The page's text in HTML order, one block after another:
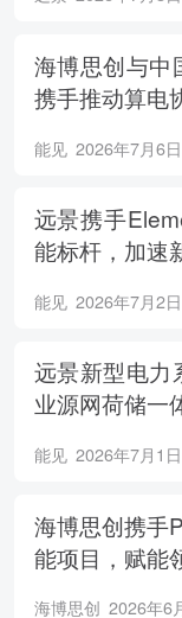
海博思创与中
携手推动算电
能见 2026年7月6日
远景携手
能标杆，加速
能见 2026年7月2日
远景新型电力
业源网荷储一
能见 2026年7月1日
海博思创携手
能项目，赋能
海博思创 2026年6